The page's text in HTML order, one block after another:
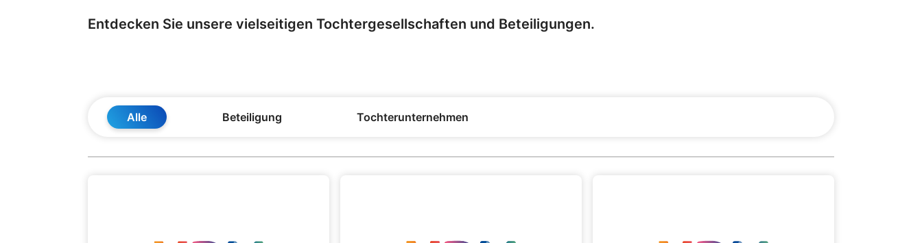
Entdecken Sie unsere vielseitigen Tochtergesellschaften und Beteiligungen.
Alle Beteiligung Tochterunternehmen